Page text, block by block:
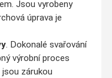
Jsou vyrobeny
úprava je
. Dokonalé svařování
výrobní proces
zárukou